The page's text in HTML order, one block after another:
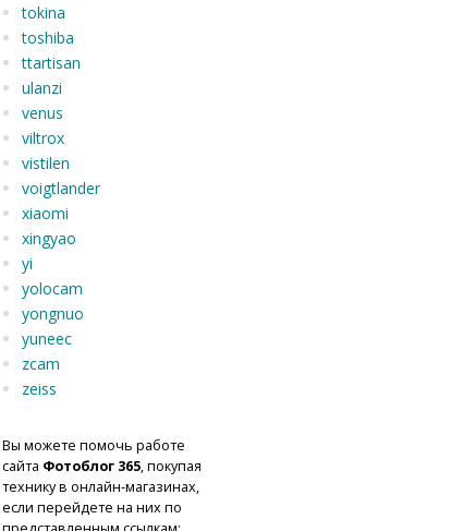
tokina
toshiba
ttartisan
ulanzi
venus
viltrox
vistilen
voigtlander
xiaomi
xingyao
yi
yolocam
yongnuo
yuneec
zcam
zeiss
Вы можете помочь работе
сайта Фотоблог 365, покупая
технику в онлайн-магазинах,
если перейдете на них по